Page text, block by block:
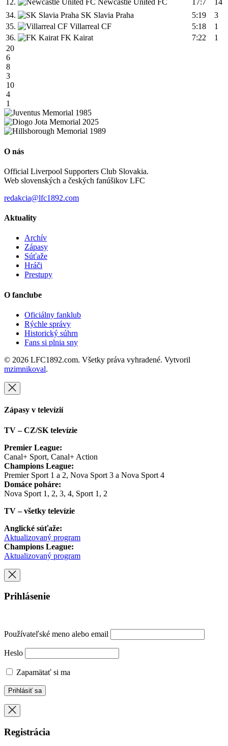
12.
Newcastle United FC 17:7
14
34.
SK Slavia Praha 5:19
3
35.
Villarreal CF 5:18
1
36.
FK Kairat 7:22
1
20
6
8
3
10
4
1
O nás
Official Liverpool Supporters Club Slovakia.
Web slovenských a českých fanúšikov LFC
redakcia@lfc1892.com
Aktuality
Archív
Zápasy
Súťaže
Hráči
Prestupy
O fanclube
Oficiálny fanklub
Rýchle správy
Historický súhrn
Fans si plnia sny
© 2026 LFC1892.com. Všetky práva vyhradené. Vytvoril
mzimnikoval.
Zápasy v televízií
TV – CZ/SK televízie
Premier League:
Canal+ Sport, Canal+ Action
Champions League:
Premier Sport 1 a 2, Nova Sport 3 a Nova Sport 4
Domáce poháre:
Nova Sport 1, 2, 3, 4, Sport 1, 2
TV – všetky televízie
Anglické súťaže:
Aktualizovaný program
Champions League:
Aktualizovaný program
Prihlásenie
Používateľské meno alebo email
Heslo
Zapamätať si ma
Registrácia